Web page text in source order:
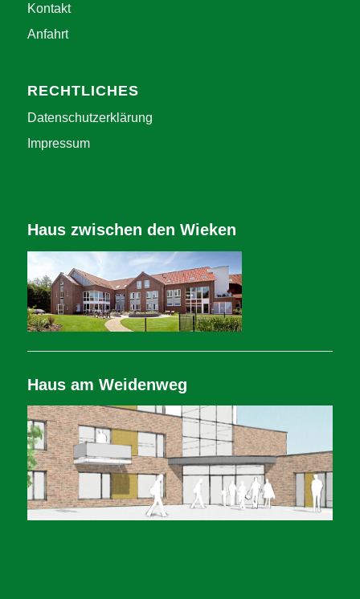
Kontakt
Anfahrt
RECHTLICHES
Datenschutzerklärung
Impressum
Haus zwischen den Wieken
Haus am Weidenweg